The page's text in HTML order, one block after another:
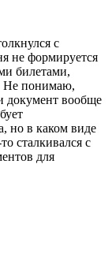
с
не формируется
билетами,
Не понимаю,
документ вообще
но в каком виде
сталкивался с
для